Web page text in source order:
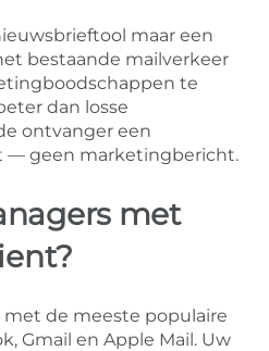
maar een
bestaande mailverkeer
te
dan losse
ontvanger een
— geen marketingbericht.
met
met de meeste populaire
Gmail en Apple Mail. Uw